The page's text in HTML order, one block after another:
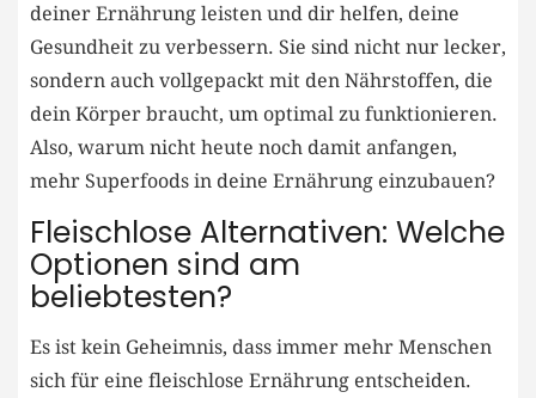
deiner Ernährung ⁢leisten und dir helfen, deine⁢
Gesundheit zu verbessern. ‌Sie‍ sind ⁢nicht ‍nur lecker,‍
sondern‍ auch ⁤vollgepackt mit den Nährstoffen, die
dein Körper braucht, um optimal zu funktionieren.
Also, warum nicht heute noch damit anfangen,
mehr Superfoods ⁤in deine Ernährung einzubauen?
Fleischlose Alternativen: Welche
Optionen sind ‍am
beliebtesten?
Es ist kein ⁤Geheimnis, dass⁢ immer mehr ‍Menschen
sich ⁢für eine ‌fleischlose Ernährung entscheiden.